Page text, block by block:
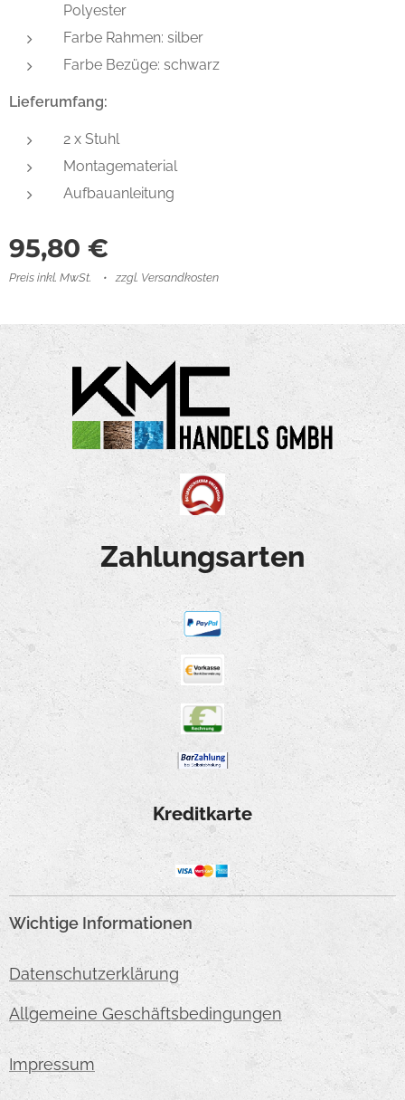
Polyester
Farbe Rahmen: silber
Farbe Bezüge: schwarz
Lieferumfang:
2 x Stuhl
Montagematerial
Aufbauanleitung
95,80 €
Preis inkl. MwSt. zzgl. Versandkosten
Zahlungsarten
Kreditkarte
Wichtige Informationen
Datenschutzerklärung
Allgemeine Geschäftsbedingungen
Impressum